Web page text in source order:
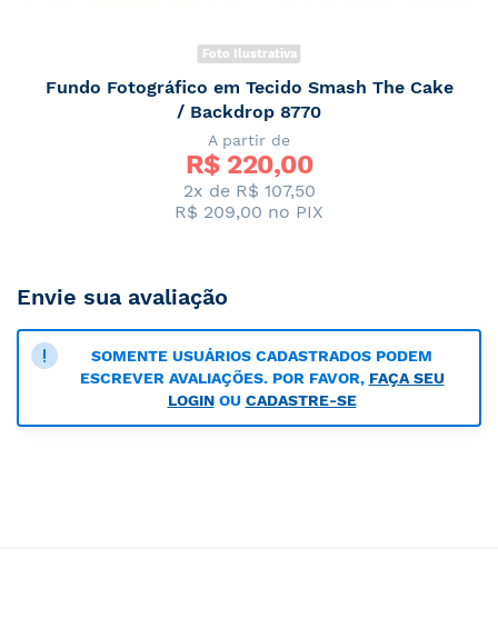
Foto Ilustrativa
Fundo Fotográfico em Tecido Smash The Cake
/ Backdrop 8770
A partir de
R$ 220,00
2x de R$ 107,50
R$ 209,00 no PIX
Envie sua avaliação
SOMENTE USUÁRIOS CADASTRADOS PODEM
ESCREVER AVALIAÇÕES. POR FAVOR, FAÇA SEU
LOGINOU CADASTRE-SE